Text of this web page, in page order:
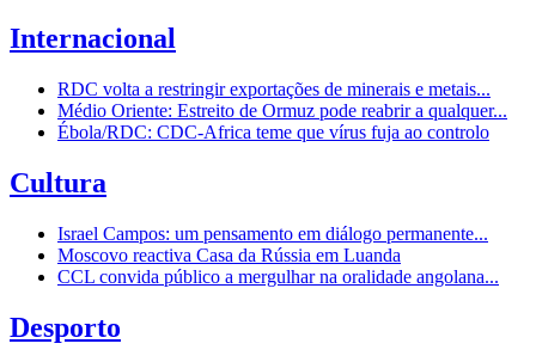
Internacional
RDC volta a restringir exportações de minerais e metais...
Médio Oriente: Estreito de Ormuz pode reabrir a qualquer...
Ébola/RDC: CDC-Africa teme que vírus fuja ao controlo
Cultura
Israel Campos: um pensamento em diálogo permanente...
Moscovo reactiva Casa da Rússia em Luanda
CCL convida público a mergulhar na oralidade angolana...
Desporto